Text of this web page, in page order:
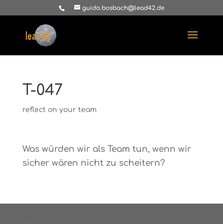
guido.bosbach@lead42.de
T-047
reflect on your team
Was würden wir als Team tun, wenn wir
sicher wären nicht zu scheitern?